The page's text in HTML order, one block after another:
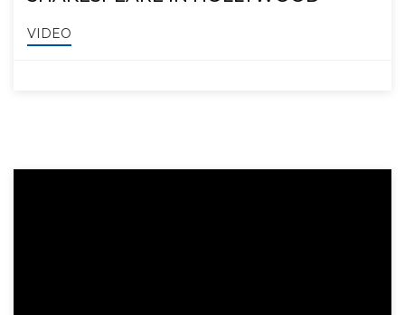
VIDEO